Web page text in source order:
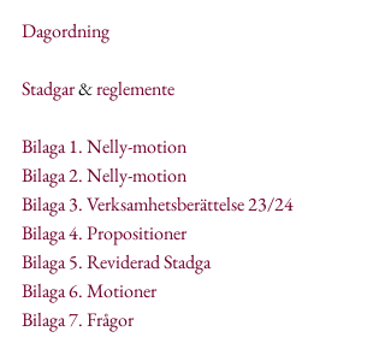
Dagordning
Stadgar & reglemente
Bilaga 1. Nelly-motion
Bilaga 2. Nelly-motion
Bilaga 3. Verksamhetsberättelse 23/24
Bilaga 4. Propositioner
Bilaga 5. Reviderad Stadga
Bilaga 6. Motioner
Bilaga 7. Frågor